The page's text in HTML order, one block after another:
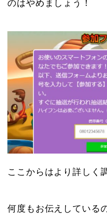
のはやめましょう！
ここからはより詳しく
何度もお伝えしている